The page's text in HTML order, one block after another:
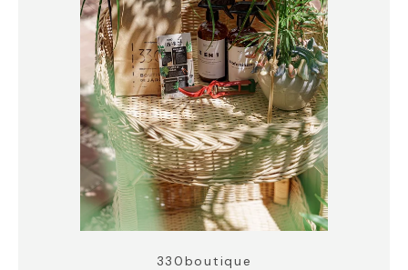
330boutique